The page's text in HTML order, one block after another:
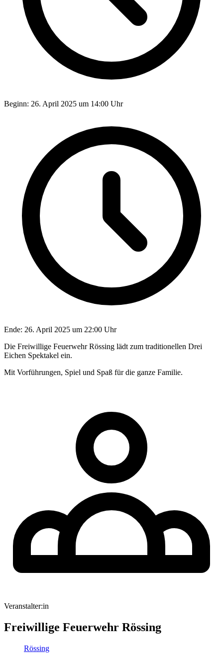
Beginn: 26. April 2025 um 14:00 Uhr
Ende: 26. April 2025 um 22:00 Uhr
Die Freiwillige Feuerwehr Rössing lädt zum traditionellen Drei
Eichen Spektakel ein.
Mit Vorführungen, Spiel und Spaß für die ganze Familie.
Veranstalter:in
Freiwillige Feuerwehr Rössing
Rössing